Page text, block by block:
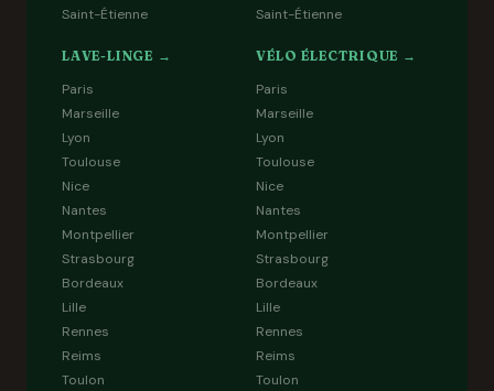
Saint-Étienne
Saint-Étienne
LAVE-LINGE →
Paris
Marseille
Lyon
Toulouse
Nice
Nantes
Montpellier
Strasbourg
Bordeaux
Lille
Rennes
Reims
Toulon
VÉLO ÉLECTRIQUE →
Paris
Marseille
Lyon
Toulouse
Nice
Nantes
Montpellier
Strasbourg
Bordeaux
Lille
Rennes
Reims
Toulon